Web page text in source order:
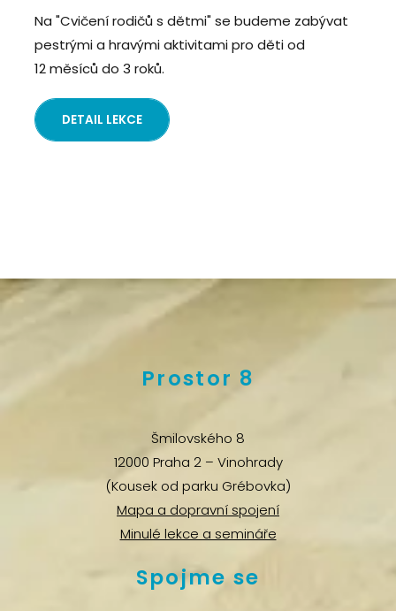
Na "Cvičení rodičů s dětmi" se budeme zabývat
pestrými a hravými aktivitami pro děti od
12 měsíců do 3 roků.
DETAIL LEKCE
Prostor 8
Šmilovského 8
12000 Praha 2 – Vinohrady
(Kousek od parku Grébovka)
Mapa a dopravní spojení
Minulé lekce a semináře
Spojme se